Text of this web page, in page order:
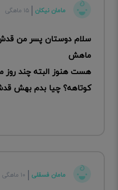
مامان نیکان ۱۵ ماهگی
ماهش
هست هنوز البته چند روز
کوتاهه؟ چیا بدم بهش
مامان فسقلی ۱۰ ماهگی